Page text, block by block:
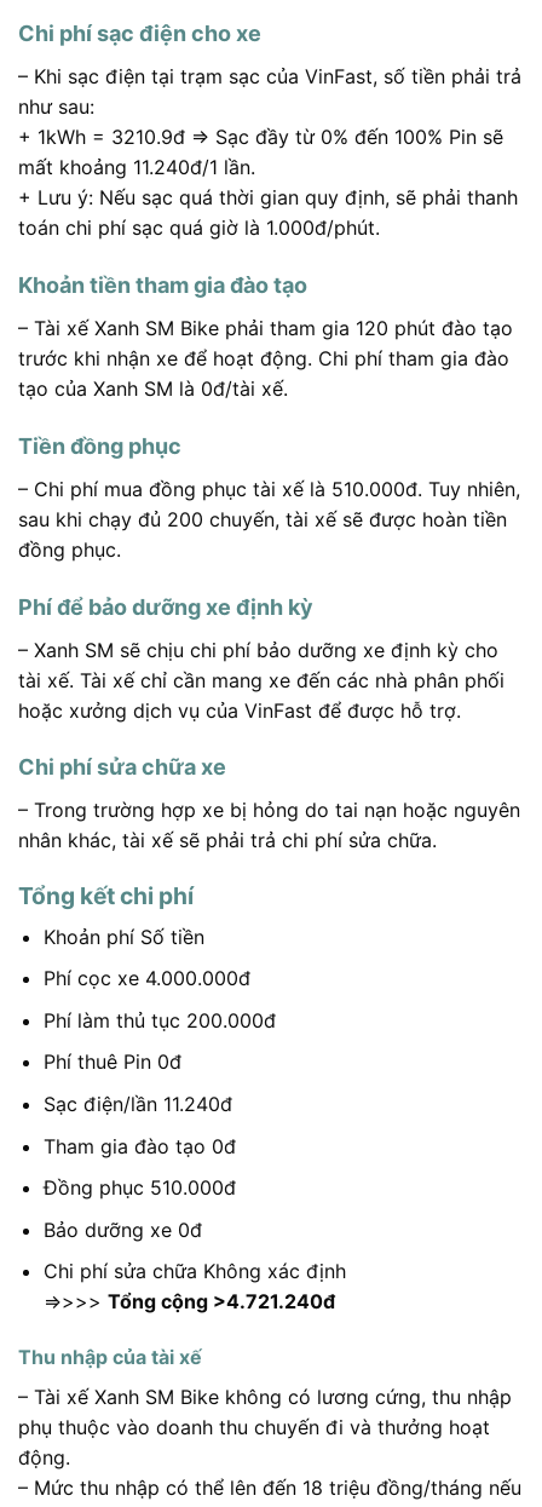
Chi phí sạc điện cho xe
– Khi sạc điện tại trạm sạc của VinFast, số tiền phải trả
như sau:
+ 1kWh = 3210.9đ ⇒ Sạc đầy từ 0% đến 100% Pin sẽ
mất khoảng 11.240đ/1 lần.
+ Lưu ý: Nếu sạc quá thời gian quy định, sẽ phải thanh
toán chi phí sạc quá giờ là 1.000đ/phút.
Khoản tiền tham gia đào tạo
– Tài xế Xanh SM Bike phải tham gia 120 phút đào tạo
trước khi nhận xe để hoạt động. Chi phí tham gia đào
tạo của Xanh SM là 0đ/tài xế.
Tiền đồng phục
– Chi phí mua đồng phục tài xế là 510.000đ. Tuy nhiên,
sau khi chạy đủ 200 chuyến, tài xế sẽ được hoàn tiền
đồng phục.
Phí để bảo dưỡng xe định kỳ
– Xanh SM sẽ chịu chi phí bảo dưỡng xe định kỳ cho
tài xế. Tài xế chỉ cần mang xe đến các nhà phân phối
hoặc xưởng dịch vụ của VinFast để được hỗ trợ.
Chi phí sửa chữa xe
– Trong trường hợp xe bị hỏng do tai nạn hoặc nguyên
nhân khác, tài xế sẽ phải trả chi phí sửa chữa.
Tổng kết chi phí
Khoản phí Số tiền
Phí cọc xe 4.000.000đ
Phí làm thủ tục 200.000đ
Phí thuê Pin 0đ
Sạc điện/lần 11.240đ
Tham gia đào tạo 0đ
Đồng phục 510.000đ
Bảo dưỡng xe 0đ
Chi phí sửa chữa Không xác định
=>>>> Tổng cộng >4.721.240đ
Thu nhập của tài xế
– Tài xế Xanh SM Bike không có lương cứng, thu nhập
phụ thuộc vào doanh thu chuyến đi và thưởng hoạt
động.
– Mức thu nhập có thể lên đến 18 triệu đồng/tháng nếu